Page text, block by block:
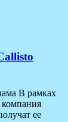
В рамках
ее